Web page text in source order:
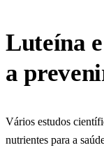
Luteína
a
Vários estudos
nutrientes para a